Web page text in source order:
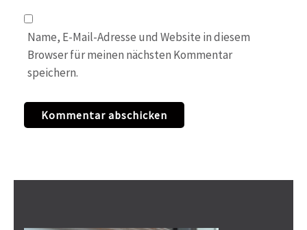
Name, E-Mail-Adresse und Website in diesem
Browser für meinen nächsten Kommentar
speichern.